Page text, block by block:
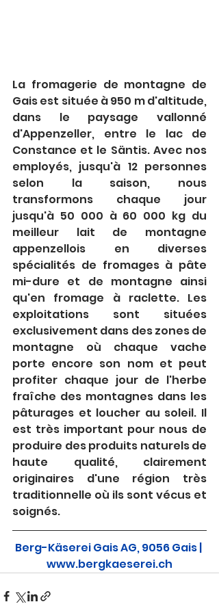
La fromagerie de montagne de
Gais est située à 950 m d'altitude,
dans le paysage vallonné
d'Appenzeller, entre le lac de
Constance et le Säntis. Avec nos
employés, jusqu'à 12 personnes
selon la saison, nous
transformons chaque jour
jusqu'à 50 000 à 60 000 kg du
meilleur lait de montagne
appenzellois en diverses
spécialités de fromages à pâte
mi-dure et de montagne ainsi
qu'en fromage à raclette. Les
exploitations sont situées
exclusivement dans des zones de
montagne où chaque vache
porte encore son nom et peut
profiter chaque jour de l'herbe
fraîche des montagnes dans les
pâturages et loucher au soleil. Il
est très important pour nous de
produire des produits naturels de
haute qualité, clairement
originaires d'une région très
traditionnelle où ils sont vécus et
soignés.
Berg-Käserei Gais AG, 9056 Gais |
www.bergkaeserei.ch